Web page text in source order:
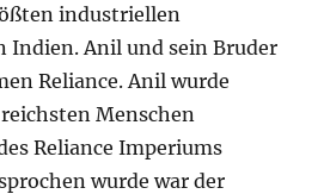
industriellen
Indien. Anil und sein Bruder
Reliance. Anil wurde
Menschen
Reliance Imperiums
wurde war der